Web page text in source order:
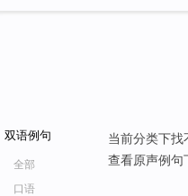
双语例句
全部
口语
当前分类下找
查看原声例句